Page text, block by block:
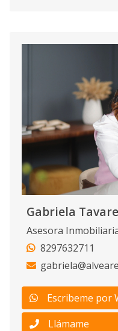
Gabriela
Asesora
8297632711
Escribeme por
Llámame